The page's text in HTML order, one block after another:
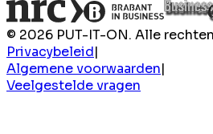
© 2026 PUT-IT-ON. Alle
Privacybeleid|
Algemene voorwaarden|
Veelgestelde vragen